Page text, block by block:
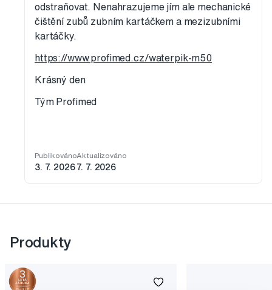
odstraňovat. Nenahrazujeme jím ale mechanické
čištění zubů zubním kartáčkem a mezizubními
kartáčky.
https://www.profimed.cz/waterpik-m50
Krásný den
Tým Profimed
Publikováno
3. 7. 2026
Aktualizováno
7. 7. 2026
Produkty